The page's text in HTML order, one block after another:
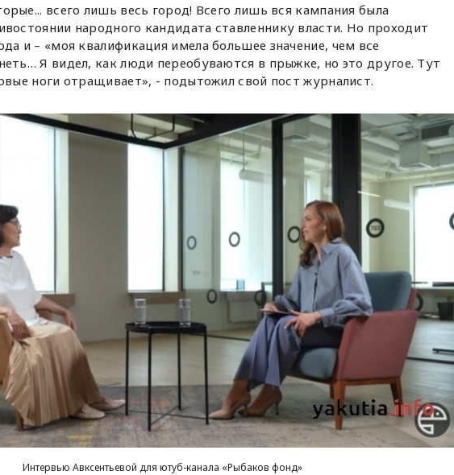
всего лишь весь город! Всего лишь вся кампания была
народного кандидата ставленнику власти. Но проходит
и – «моя квалификация имела большее значение, чем все
Я видел, как люди переобуваются в прыжке, но это другое. Тут
ноги отращивает», - подытожил свой пост журналист.
Интервью Авксентьевой для ютуб-канала «Рыбаков фонд»